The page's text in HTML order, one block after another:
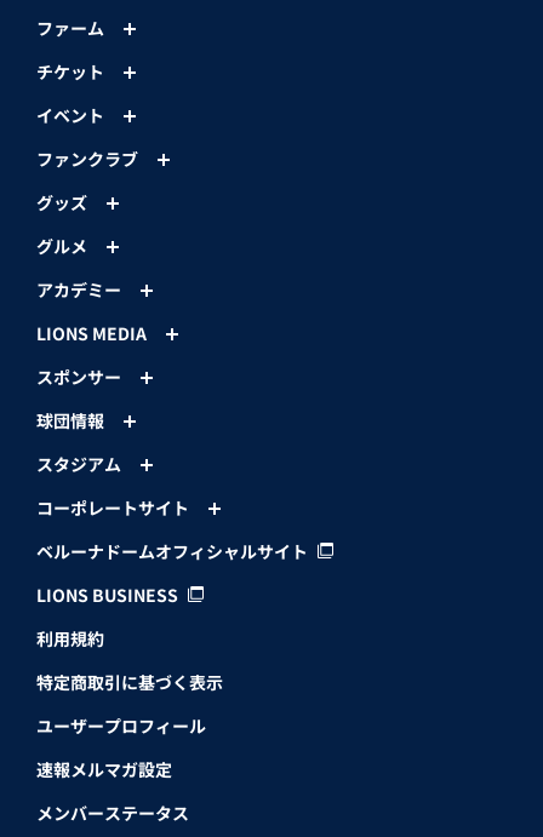
ファーム
チケット
イベント
ファンクラブ
グッズ
グルメ
アカデミー
LIONS MEDIA
スポンサー
球団情報
スタジアム
コーポレートサイト
ベルーナドームオフィシャルサイト
LIONS BUSINESS
利用規約
特定商取引に基づく表示
ユーザープロフィール
速報メルマガ設定
メンバーステータス